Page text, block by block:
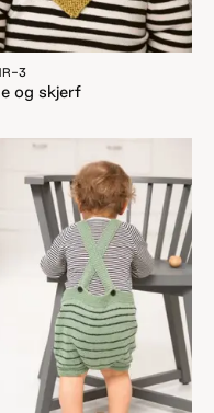
3
og skjerf